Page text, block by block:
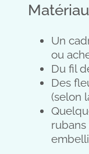
Un
ou
Du fil
Des
(selon